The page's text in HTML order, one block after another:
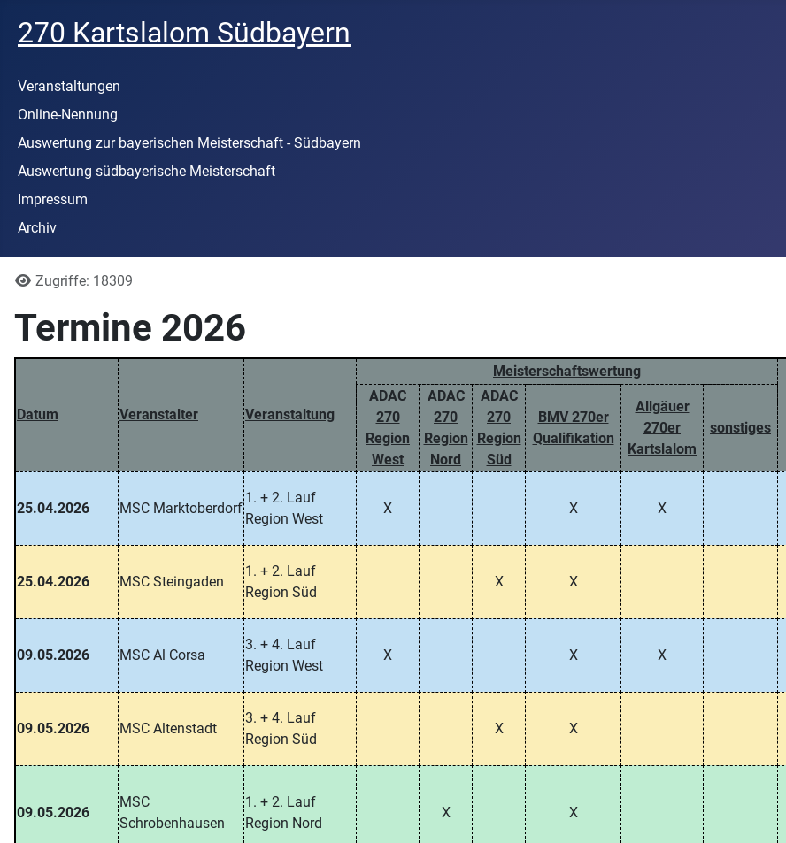
270 Kartslalom Südbayern
Veranstaltungen
Online-Nennung
Auswertung zur bayerischen Meisterschaft - Südbayern
Auswertung südbayerische Meisterschaft
Impressum
Archiv
DetailsZugriffe: 18309
Termine 2026
Datum Veranstalter Veranstaltung
Meisterschaftswertung
ADAC
270
Region
West
ADAC
270
Region
Nord
ADAC
270
Region
Süd
BMV 270er
Qualifikation
Allgäuer
270er
Kartslalom
sonstiges
25.04.2026 MSC Marktoberdorf
1. + 2. Lauf
Region West
X X X
25.04.2026 MSC Steingaden
1. + 2. Lauf
Region Süd
X X
09.05.2026 MSC Al Corsa
3. + 4. Lauf
Region West
X X X
09.05.2026 MSC Altenstadt
3. + 4. Lauf
Region Süd
X X
09.05.2026
MSC
Schrobenhausen
1. + 2. Lauf
Region Nord
X X